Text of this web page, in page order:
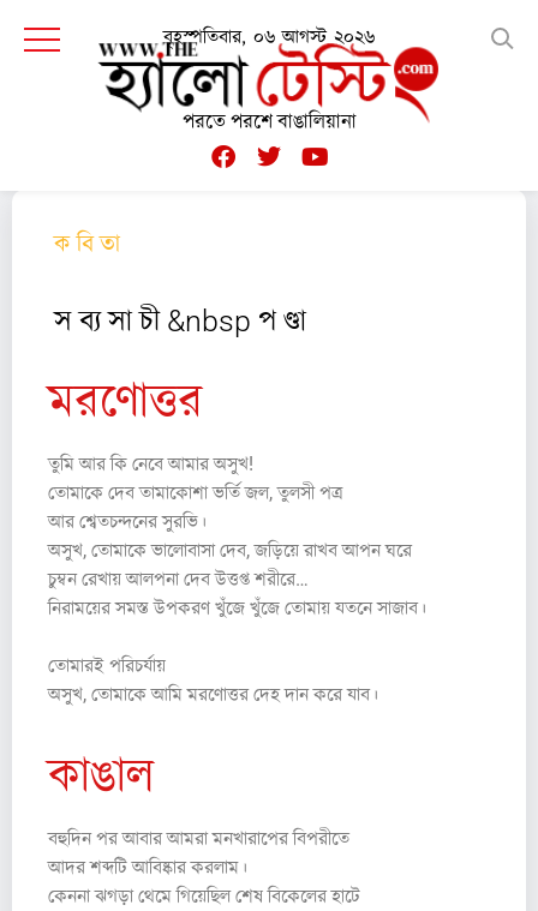
বৃহস্পতিবার, ০৬ আগস্ট ২০২৬
পরতে পরশে বাঙালিয়ানা
ক বি তা
স ব্য সা চী &nbsp প ণ্ডা
মরণোত্তর
তুমি আর কি নেবে আমার অসুখ!
তোমাকে দেব তামাকোশা ভর্তি জল, তুলসী পত্র
আর শ্বেতচন্দনের সুরভি।
অসুখ, তোমাকে ভালোবাসা দেব, জড়িয়ে রাখব আপন ঘরে
চুম্বন রেখায় আলপনা দেব উত্তপ্ত শরীরে…
নিরাময়ের সমস্ত উপকরণ খুঁজে খুঁজে তোমায় যতনে সাজাব।
তোমারই পরিচর্যায়
অসুখ, তোমাকে আমি মরণোত্তর দেহ দান করে যাব।
কাঙাল
বহুদিন পর আবার আমরা মনখারাপের বিপরীতে
আদর শব্দটি আবিষ্কার করলাম।
কেননা ঝগড়া থেমে গিয়েছিল শেষ বিকেলের হাটে